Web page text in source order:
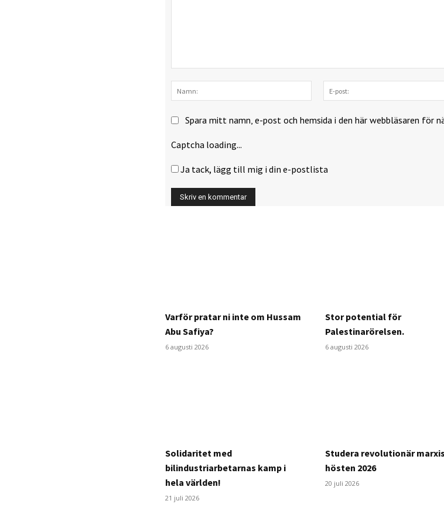
Namn:
Spara mitt namn, e-post och hemsida i den här webbläsaren för
Captcha loading...
Ja tack, lägg till mig i din e-postlista
Varför pratar ni inte om Hussam
Abu Safiya?
6 augusti 2026
Stor potential för
Palestinarörelsen.
6 augusti 2026
Solidaritet med
bilindustriarbetarnas kamp i
hela världen!
21 juli 2026
Studera revolutionär
hösten 2026
20 juli 2026